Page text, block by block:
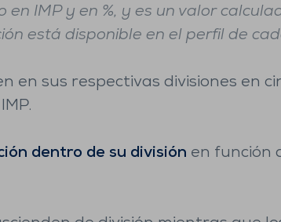
IMP y en %, y es un valor
está disponible en el perfil de
en sus respectivas divisiones en
dentro de su división en función